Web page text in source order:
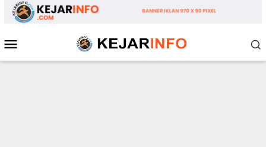
Loncat
Mobile